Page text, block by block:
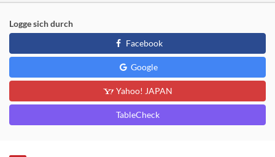
Logge sich durch
Facebook
Google
Yahoo! JAPAN
TableCheck